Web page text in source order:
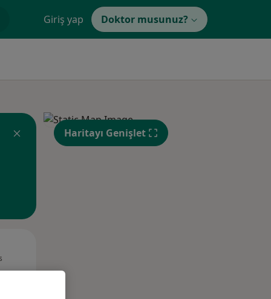
Giriş yap Doktor musunuz?
Haritayı Genişlet